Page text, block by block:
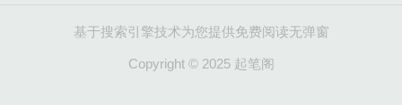
基于搜索引擎技术为您提供免费阅读无弹窗
Copyright © 2025 起笔阁